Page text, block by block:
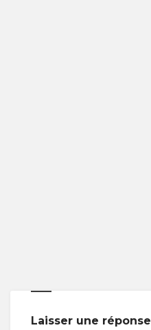
Laisser une réponse